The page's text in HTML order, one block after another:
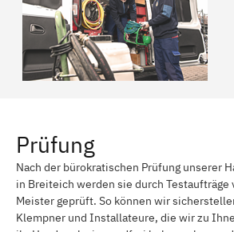
Prüfung
Nach der bürokratischen Prüfung unserer
in Breiteich werden sie durch Testaufträge
Meister geprüft. So können wir
Klempner und Installateure, die wir zu